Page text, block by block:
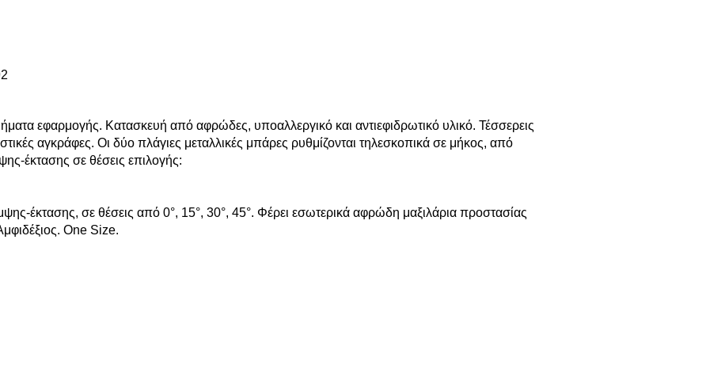
εφαρμογής. Κατασκευή από αφρώδες, υποαλλεργικό και αντιεφιδρωτικό υλικό. Τέσσερεις
αγκράφες. Οι δύο πλάγιες μεταλλικές μπάρες ρυθμίζονται τηλεσκοπικά σε μήκος, από
έκτασης σε θέσεις επιλογής:
έκτασης, σε θέσεις από 0°, 15°, 30°, 45°. Φέρει εσωτερικά αφρώδη μαξιλάρια προστασίας
One Size.